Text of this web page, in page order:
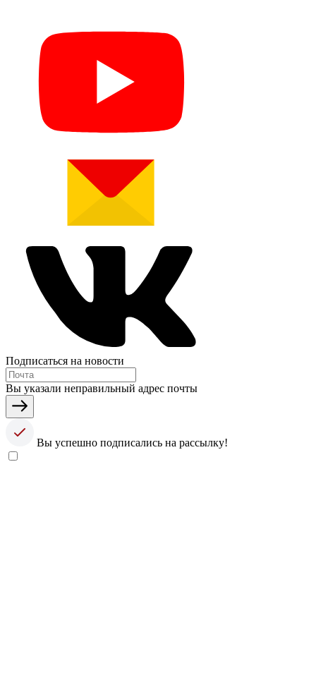
Подписаться на новости
Вы указали неправильный адрес почты
Вы успешно подписались на рассылку!